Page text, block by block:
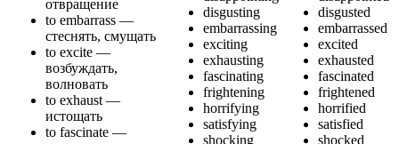
отвращение
to embarrass —
стеснять, смущать
to excite —
возбуждать,
волновать
to exhaust —
истощать
to fascinate —
disgusting
embarrassing
exciting
exhausting
fascinating
frightening
horrifying
satisfying
shocking
disgusted
embarrassed
excited
exhausted
fascinated
frightened
horrified
satisfied
shocked